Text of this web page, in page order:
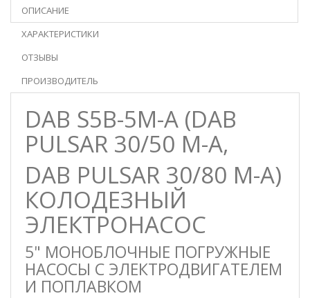
ОПИСАНИЕ
ХАРАКТЕРИСТИКИ
ОТЗЫВЫ
ПРОИЗВОДИТЕЛЬ
DAB S5B-5M-A (DAB
PULSAR 30/50 M-A,
DAB PULSAR 30/80 M-A)
КОЛОДЕЗНЫЙ
ЭЛЕКТРОНАСОС
5" МОНОБЛОЧНЫЕ ПОГРУЖНЫЕ
НАСОСЫ С ЭЛЕКТРОДВИГАТЕЛЕМ
И ПОПЛАВКОМ